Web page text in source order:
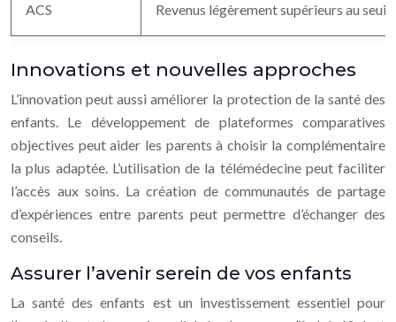
ACS Revenus légèrement supérieurs au
Innovations et nouvelles approches
L’innovation peut aussi améliorer la protection de la santé des
enfants. Le développement de plateformes comparatives
objectives peut aider les parents à choisir la complémentaire
la plus adaptée. L’utilisation de la télémédecine peut faciliter
l’accès aux soins. La création de communautés de partage
d’expériences entre parents peut permettre d’échanger des
conseils.
Assurer l’avenir serein de vos enfants
La santé des enfants est un investissement essentiel pour